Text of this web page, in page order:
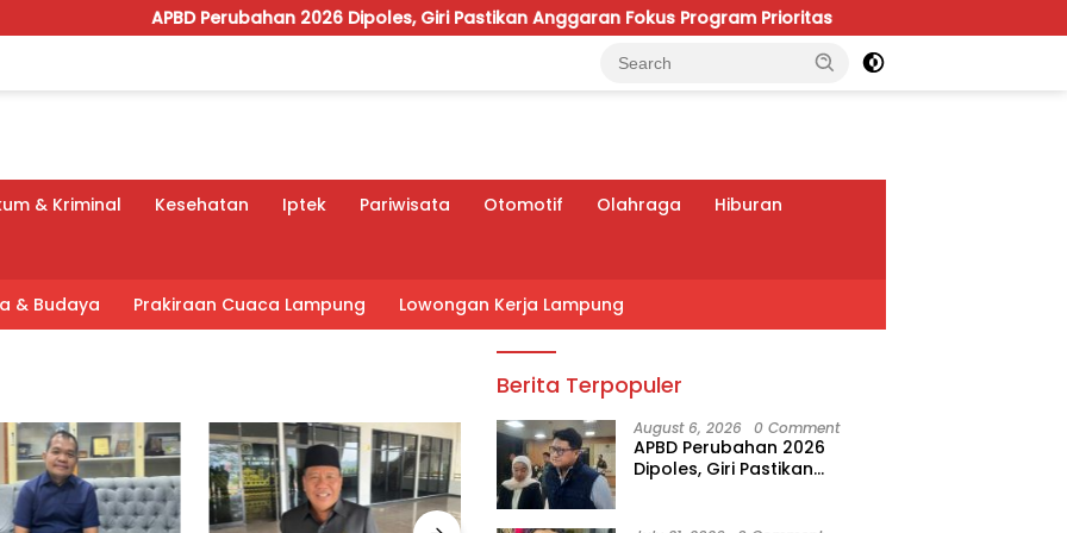
APBD Perubahan 2026 Dipoles, Giri Pastikan Anggaran Fokus Program Prioritas Viral Polemik IGD
& Kriminal Kesehatan Iptek Pariwisata Otomotif Olahraga Hiburan
& Budaya Prakiraan Cuaca Lampung Lowongan Kerja Lampung
Berita Terpopuler
August 6, 2026 0 Comment
APBD Perubahan 2026
Dipoles, Giri Pastikan